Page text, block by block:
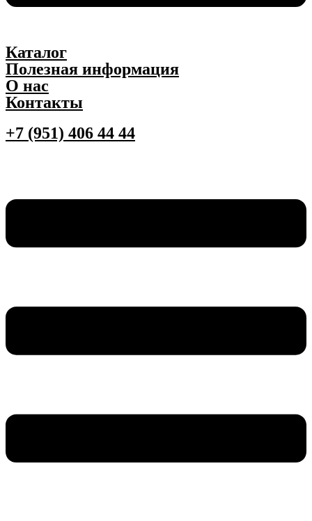
Каталог
Полезная информация
О нас
Контакты
+7 (951) 406 44 44